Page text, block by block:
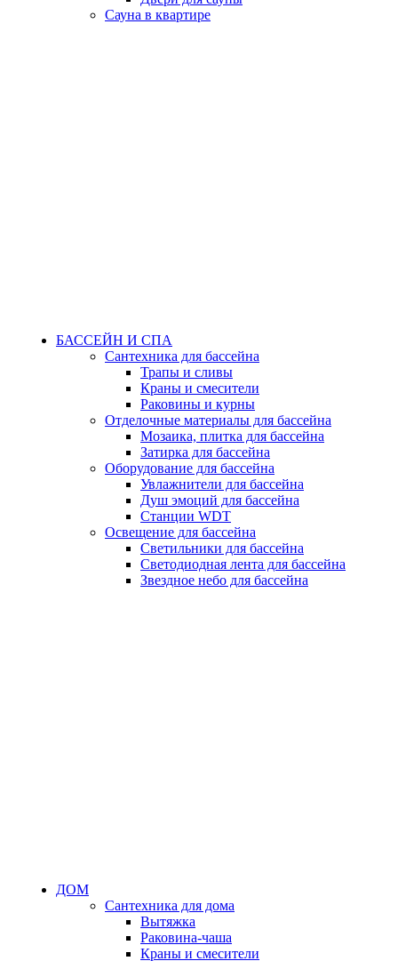
Сауна в квартире
БАССЕЙН И СПА
Сантехника для бассейна
Трапы и сливы
Краны и смесители
Раковины и курны
Отделочные материалы для бассейна
Мозаика, плитка для бассейна
Затирка для бассейна
Оборудование для бассейна
Увлажнители для бассейна
Душ эмоций для бассейна
Станции WDT
Освещение для бассейна
Светильники для бассейна
Светодиодная лента для бассейна
Звездное небо для бассейна
ДОМ
Сантехника для дома
Вытяжка
Раковина-чаша
Краны и смесители